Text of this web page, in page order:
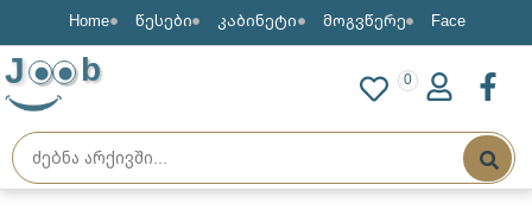
Home წესები კაბინეტი მოგვწერე Face
J b 0